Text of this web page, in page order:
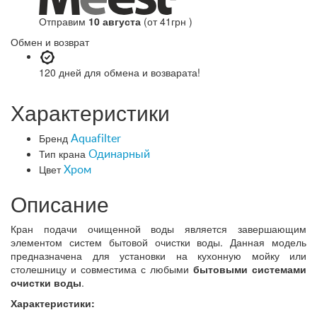
Отправим 10 августа (от 41грн )
Обмен и возврат
120 дней для обмена и возварата!
Характеристики
Бренд Aquafilter
Тип крана Одинарный
Цвет Хром
Описание
Кран подачи очищенной воды является завершающим
элементом систем бытовой очистки воды. Данная модель
предназначена для установки на кухонную мойку или
столешницу и совместима с любыми бытовыми системами
очистки воды.
Характеристики: